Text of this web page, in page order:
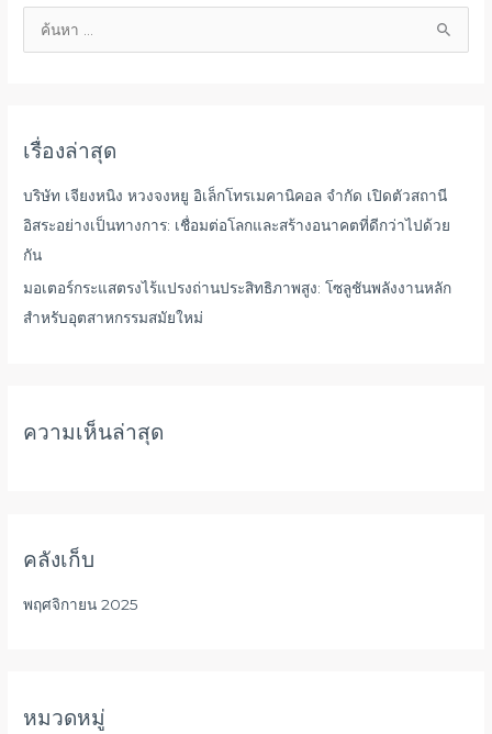
:เรื่องล่าสุด
บริษัท เจียงหนิง หวงจงหยู อิเล็กโทรเมคานิคอล จำกัด เปิดตัวสถานี
อิสระอย่างเป็นทางการ: เชื่อมต่อโลกและสร้างอนาคตที่ดีกว่าไปด้วย
กัน
มอเตอร์กระแสตรงไร้แปรงถ่านประสิทธิภาพสูง: โซลูชันพลังงานหลัก
สำหรับอุตสาหกรรมสมัยใหม่
ความเห็นล่าสุด
คลังเก็บ
พฤศจิกายน 2025
หมวดหมู่